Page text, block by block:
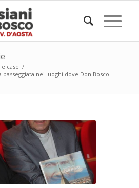
case /
passeggiata nei luoghi dove Don Bosco